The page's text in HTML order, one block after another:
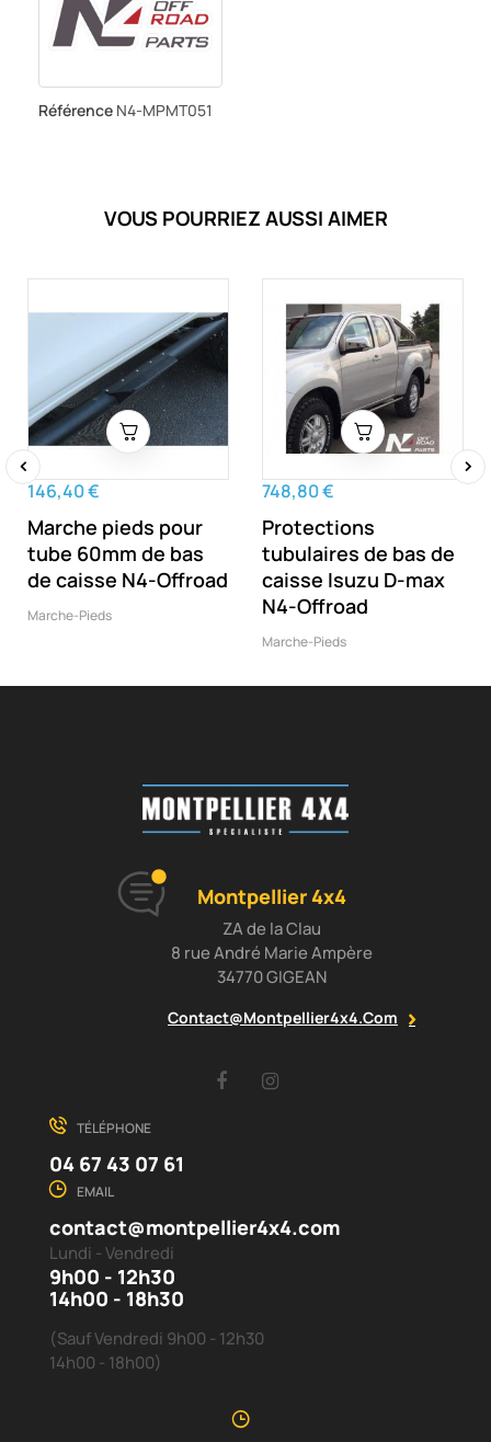
Référence N4-MPMT051
VOUS POURRIEZ AUSSI AIMER
146,40 €
Marche pieds pour
tube 60mm de bas
de caisse N4-Offroad
Marche-Pieds
748,80 €
Protections
tubulaires de bas de
caisse Isuzu D-max
N4-Offroad
Marche-Pieds
Montpellier 4x4
ZA de la Clau
8 rue André Marie Ampère
34770 GIGEAN
Contact@montpellier4x4.com
Facebook
TÉLÉPHONE
04 67 43 07 61
EMAIL
contact@montpellier4x4.com
Lundi - Vendredi
9h00 - 12h30
14h00 - 18h30
(Sauf Vendredi 9h00 - 12h30
14h00 - 18h00)